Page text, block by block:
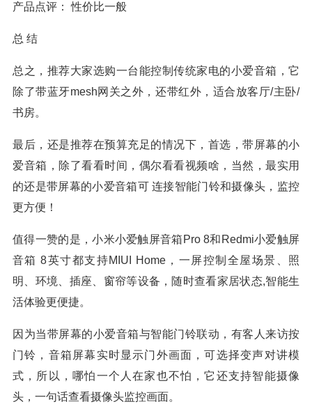
产品点评： 性价比一般
总 结
总之，推荐大家选购一台能控制传统家电的小爱音箱，它
除了带蓝牙mesh网关之外，还带红外，适合放客厅/主卧/
书房。
最后，还是推荐在预算充足的情况下，首选，带屏幕的小
爱音箱，除了看看时间，偶尔看看视频啥，当然，最实用
的还是带屏幕的小爱音箱可 连接智能门铃和摄像头，监控
更方便！
值得一赞的是，小米小爱触屏音箱Pro 8和Redmi小爱触屏
音箱 8英寸都支持MIUI Home，一屏控制全屋场景、照
明、环境、插座、窗帘等设备，随时查看家居状态,智能生
活体验更便捷。
因为当带屏幕的小爱音箱与智能门铃联动，有客人来访按
门铃，音箱屏幕实时显示门外画面，可选择变声对讲模
式，所以，哪怕一个人在家也不怕，它还支持智能摄像
头，一句话查看摄像头监控画面。